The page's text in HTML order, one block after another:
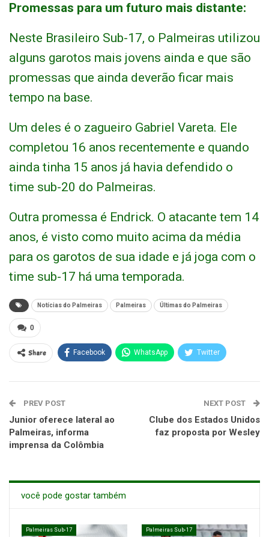
Promessas para um futuro mais distante:
Neste Brasileiro Sub-17, o Palmeiras utilizou
alguns garotos mais jovens ainda e que são
promessas que ainda deverão ficar mais
tempo na base.
Um deles é o zagueiro Gabriel Vareta. Ele
completou 16 anos recentemente e quando
ainda tinha 15 anos já havia defendido o
time sub-20 do Palmeiras.
Outra promessa é Endrick. O atacante tem 14
anos, é visto como muito acima da média
para os garotos de sua idade e já joga com o
time sub-17 há uma temporada.
Notícias do Palmeiras Palmeiras Últimas do Palmeiras
0
Share Facebook WhatsApp Twitter
PREV POST
Junior oferece lateral ao
Palmeiras, informa
imprensa da Colômbia
NEXT POST
Clube dos Estados Unidos
faz proposta por Wesley
você pode gostar também
Palmeiras Sub-17 Palmeiras Sub-17